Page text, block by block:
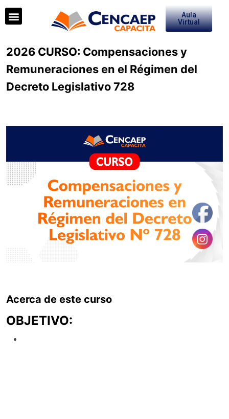
Aula
Virtual
2026 CURSO: Compensaciones y
Remuneraciones en el Régimen del
Decreto Legislativo 728
Acerca de este curso
OBJETIVO: